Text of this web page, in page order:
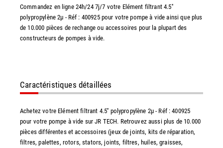
Commandez en ligne 24h/24 7j/7 votre Elément filtrant 4.5''
polypropylène 2µ - Réf : 400925 pour votre pompe à vide ainsi que plus
de 10.000 pièces de rechange ou accessoires pour la plupart des
constructeurs de pompes à vide.
Caractéristiques détaillées
Achetez votre Elément filtrant 4.5'' polypropylène 2µ - Réf : 400925
pour votre pompe à vide sur JR TECH. Retrouvez aussi plus de 10.000
pièces différentes et accessoires (jeux de joints, kits de réparation,
filtres, palettes, rotors, stators, joints, filtres, huiles, graisses,